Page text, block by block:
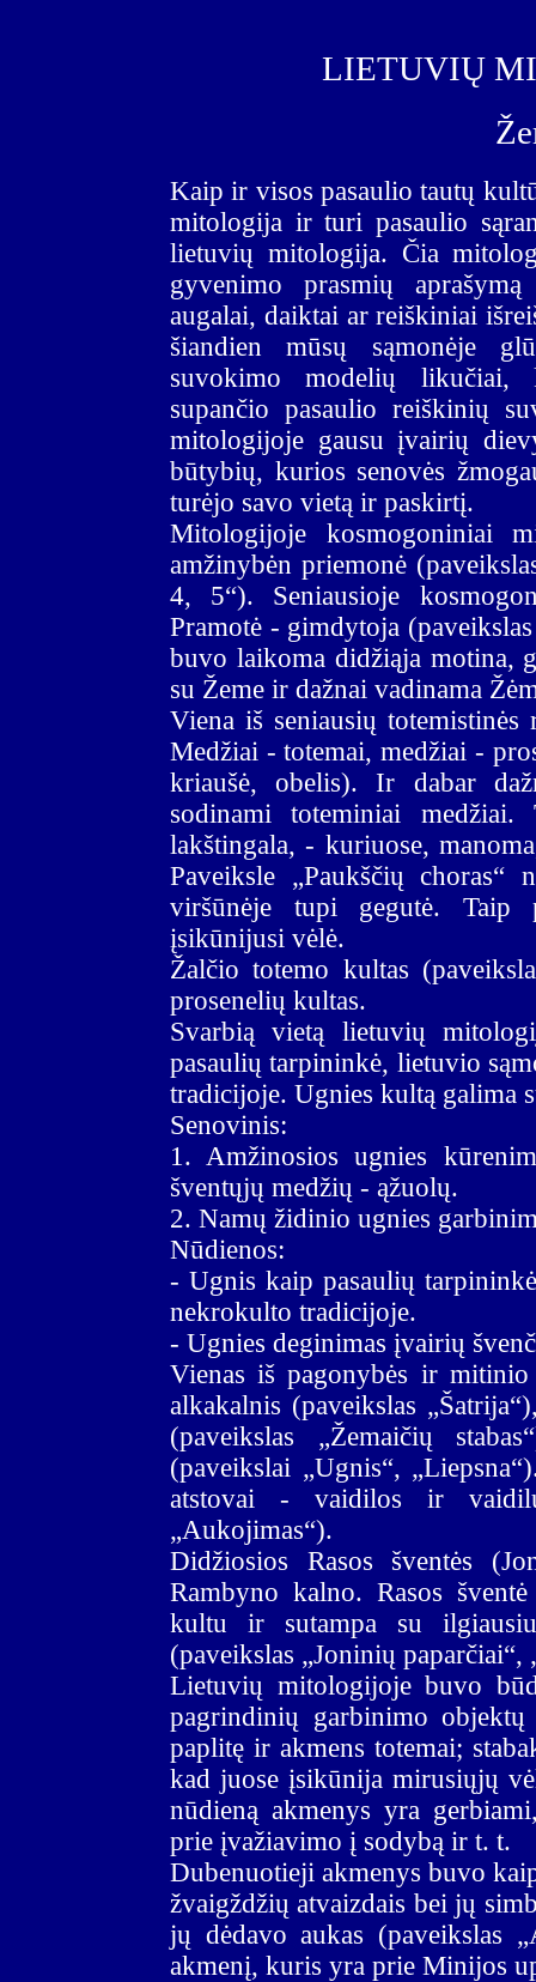
LIETUVIŲ
Kaip ir visos pasaulio tautų
mitologija ir turi pasaulio
lietuvių mitologija. Čia
gyvenimo prasmių
augalai, daiktai ar reiškiniai
šiandien mūsų sąmonėje
suvokimo modelių likučiai,
supančio pasaulio reiškinių
mitologijoje gausu įvairių
būtybių, kurios senovės
turėjo savo vietą ir paskirtį.
Mitologijoje kosmogoniniai
amžinybėn priemonė
4, 5“). Seniausioje
Pramotė - gimdytoja
buvo laikoma didžiąja motina,
su Žeme ir dažnai vadinama
Viena iš seniausių
Medžiai - totemai, medžiai -
kriaušė, obelis). Ir dabar
sodinami toteminiai
lakštingala, - kuriuose,
Paveiksle „Paukščių choras“
viršūnėje tupi gegutė. Taip
įsikūnijusi vėlė.
Žalčio totemo kultas
prosenelių kultas.
Svarbią vietą lietuvių
pasaulių tarpininkė, lietuvio
tradicijoje. Ugnies kultą galima
Senovinis:
1. Amžinosios ugnies
šventųjų medžių - ąžuolų.
2. Namų židinio ugnies
Nūdienos:
- Ugnis kaip pasaulių
nekrokulto tradicijoje.
- Ugnies deginimas įvairių
Vienas iš pagonybės ir
alkakalnis (paveikslas
(paveikslas „Žemaičių
(paveikslai „Ugnis“,
atstovai - vaidilos ir
„Aukojimas“).
Didžiosios Rasos šventės
Rambyno kalno. Rasos
kultu ir sutampa su
(paveikslas „Joninių
Lietuvių mitologijoje buvo
pagrindinių garbinimo
paplitę ir akmens totemai;
kad juose įsikūnija mirusiųjų
nūdieną akmenys yra
prie įvažiavimo į sodybą ir t. t.
Dubenuotieji akmenys buvo
žvaigždžių atvaizdais bei jų
jų dėdavo aukas (paveikslas
akmenį, kuris yra prie Minijos